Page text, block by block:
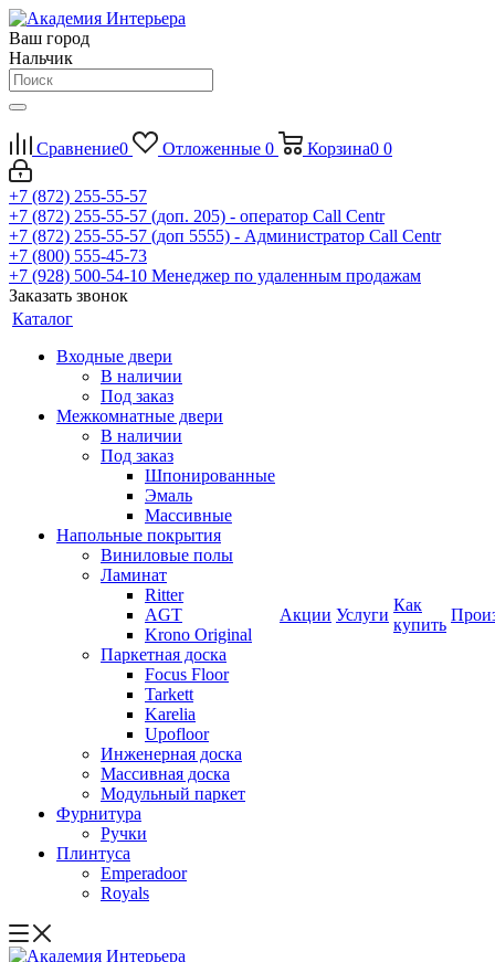
Ваш город
Нальчик
Сравнение0 Отложенные 0 Корзина0 0
+7 (872) 255-55-57
+7 (872) 255-55-57 (доп. 205) - оператор Call Centr
+7 (872) 255-55-57 (доп 5555) - Администратор Call Centr
+7 (800) 555-45-73
+7 (928) 500-54-10 Менеджер по удаленным продажам
Заказать звонок
Каталог
Входные двери
В наличии
Под заказ
Межкомнатные двери
В наличии
Под заказ
Шпонированные
Эмаль
Массивные
Напольные покрытия
Виниловые полы
Ламинат
Ritter
AGT
Krono Original
Паркетная доска
Focus Floor
Tarkett
Karelia
Upofloor
Инженерная доска
Массивная доска
Модульный паркет
Фурнитура
Ручки
Плинтуса
Emperadoor
Royals
Акции Услуги
Как
купить